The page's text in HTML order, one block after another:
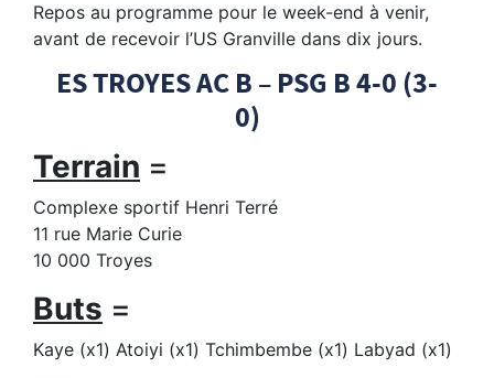
Repos au programme pour le week-end à venir,
avant de recevoir l’US Granville dans dix jours.
ES TROYES AC B – PSG B 4-0 (3-
0)
Terrain =
Complexe sportif Henri Terré
11 rue Marie Curie
10 000 Troyes
Buts =
Kaye (x1) Atoiyi (x1) Tchimbembe (x1) Labyad (x1)